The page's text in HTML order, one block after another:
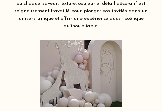
où chaque saveur, texture, couleur et détail décoratif est
soigneusement travaillé pour plonger vos invités dans un
univers unique et offrir une expérience aussi poétique
qu’inoubliable.